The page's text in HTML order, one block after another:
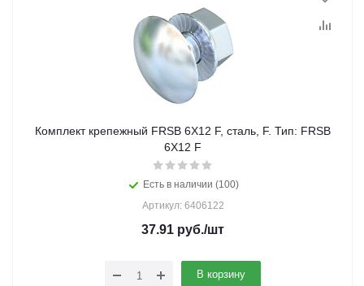
Комплект крепежный FRSB 6X12 F, сталь, F. Тип: FRSB
6X12 F
Есть в наличии (100)
Артикул: 6406122
37.91 руб./шт
В корзину